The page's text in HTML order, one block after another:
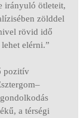
irányuló ötleteit,
zölddel
rövid idő
elérni.”
pozitív
a térségi